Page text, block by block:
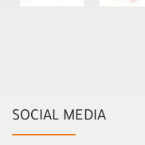
SOCIAL MEDIA